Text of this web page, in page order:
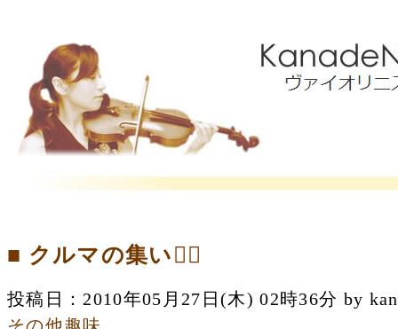
■ クルマの集い
投稿日：2010年05月27日(木) 02時36分 by